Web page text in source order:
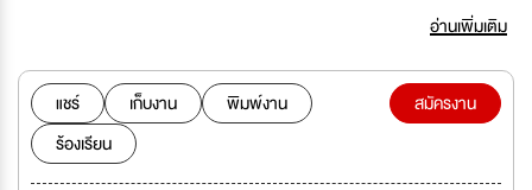
วิชั่น(FVC) เราเป็นผู้นำด้านการให้บริการที่เกี่ยวข้องกับระบบบำบัดน้ำให้บริสุทธิ์
แก่ลูกค้าธุรกิจเพื่อการพาณิชย์และที่อยู่อาศัย ธุรกิจอุตสาหกรรมและผู้ประกอบ
การด้านระบบน้ำ และธุรกิจบริการทางการแพทย์ รวมถึงการประกอบธุรกิจเกี่ยว
กับสถานพยาบาลสำหรับผู้ป่วยโรคไตที่ให้บริการฟอกเลือดด้วยเครื่องไตเทียม
ธุรกิจจัดจำหน่ายเครื่องมือและอุปกรณ์เกี่ยวกับการแพทย์ เเละธุรกิจเกี่ยวกับคลี
นิกเวชกรรมด้านสุขภาพและความงาม Filter Vision มีผลิตภัณฑ์และอุปกรณ์ที่
ใช้เทคโนโลยีทันสมัยซึ่งสามารถช่วยในกระบวนการบำบัดน้ำให้บริสุทธิ์และ
อ่านเพิ่มเติม
แชร์ เก็บงาน
พิมพ์งาน
ร้องเรียน
สมัครงาน